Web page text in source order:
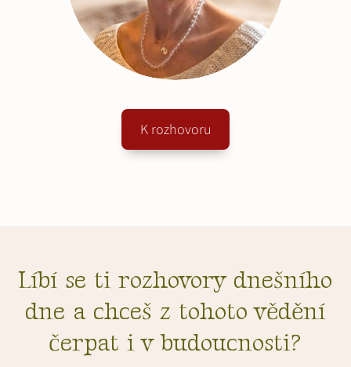
K rozhovoru
Líbí se ti rozhovory dnešního
dne a chceš z tohoto vědění
čerpat i v budoucnosti?